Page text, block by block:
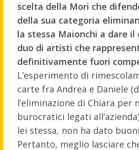
scelta della Mori che
della sua categoria
la stessa Maionchi a dare il
duo di artisti che
definitivamente fuori
L’esperimento di
carte fra Andrea e Daniele
l’eliminazione di Chiara per
burocratici legati
lei stessa, non ha dato
Pertanto, meglio lasciare